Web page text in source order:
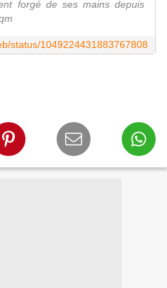
forgé de ses mains depuis
status/1049224431883767808